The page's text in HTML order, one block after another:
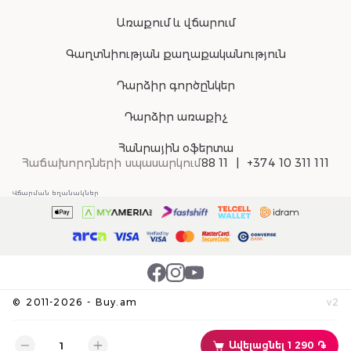
Ավելացնել 1 290 ֏
Առաքում և վճարում
Գաղտնիության քաղաքականություն
Դարձիր գործընկեր
Դարձիր առաքիչ
Հանրային օֆերտա
Հաճախորդների սպասարկում88 11 +374 10 311 111
© 2011-2026 - Buy.am v2
Վճարման եղանակներ